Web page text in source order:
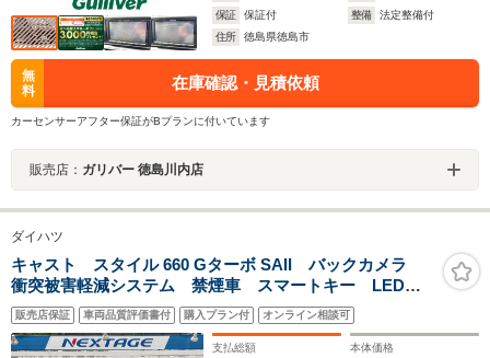
保証
保証付 整備
法定整備付
住所
徳島県徳島市
無
料
在庫確認・見積依頼
カーセンサーアフター保証がBプランに付いています
販売店： ガリバー 徳島川内店
ダイハツ
キャスト スタイル 660 Gターボ SAII バックカメラ
衝突被害軽減システム 禁煙車 スマートキー LEDヘ
ッド ETC 純正15インチアルミ オートライト オー
トエアコン Bluetooth CD DVD再生 フルセグ
LEDフォグ
販売店保証 車両品質評価書付 購入プラン付 オンライン相談可
支払総額 本体価格